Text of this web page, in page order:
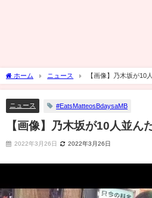
ホーム ニュース 【画像】乃木坂が10
ニュース #EatsMatteosBdaysaMB
【画像】乃木坂が10人並ん
2022年3月26日 2022年3月26日